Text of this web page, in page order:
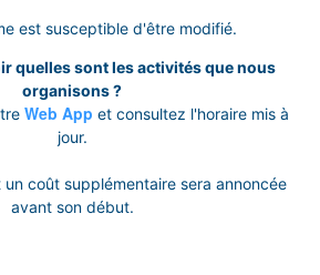
est susceptible d'être modifié.
quelles sont les activités que nous
organisons ?
Web App et consultez l'horaire mis à
jour.
coût supplémentaire sera annoncée
avant son début.